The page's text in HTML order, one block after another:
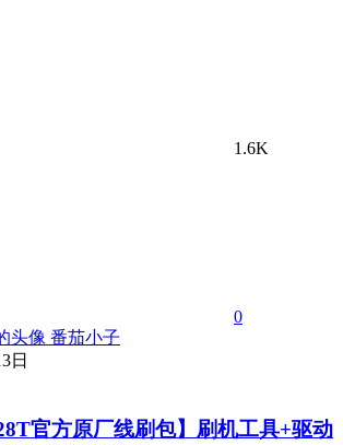
1.6K
0
番茄小子
日
官方原厂线刷包】刷机工具+驱动